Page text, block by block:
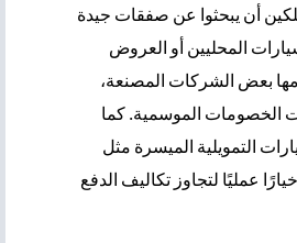
أن يبحثوا عن صفقات جيدة
المحليين أو العروض
بعض الشركات المصنعة،
الخصومات الموسمية. كما
التمويلية الميسرة مثل
عمليًا لتجاوز تكاليف الدفع